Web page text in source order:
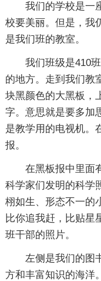
我们的学校是一
校要美丽。但是，我
是我们班的教室。
我们班级是410
的地方。走到我们教
块黑颜色的大黑板，
字。意思就是要多加
是教学用的电视机。
报。
在黑板报中里面
科学家们发明的科学
栩如生、形态不一的
比你追我赶，比贴星
班干部的照片。
左侧是我们的图
方和丰富知识的海洋。